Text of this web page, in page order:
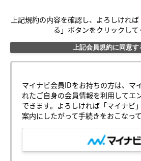
認したものとみなします。
○第３条（会員ＩＤ番号とパスワード）
（１）会員は、会員ＩＤ番号を付与さ
るものとします。ただし、第５条に抵
（２）会員は、会員ＩＤ番号およびパス
または貸与してはなりません。
（３）会員の会員ＩＤ番号およびパスワ
は会員の責任とし、これらの使用上の過
不正使用等については、当社は一切の責
ます。
○第４条（会員サービス）
上記規約の内容を確認し、よろしけれ
る」ボタンをクリックして
上記会員規約に同意す
マイナビ会員IDをお持ちの方は、マ
れたご自身の会員情報を利用してエ
できます。よろしければ「マイナビ
案内にしたがって手続きをおこなっ